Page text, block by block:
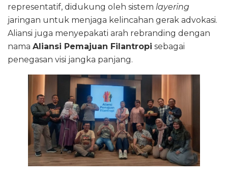
representatif, didukung oleh sistem layering
jaringan untuk menjaga kelincahan gerak advokasi.
Aliansi juga menyepakati arah rebranding dengan
nama Aliansi Pemajuan Filantropi sebagai
penegasan visi jangka panjang.